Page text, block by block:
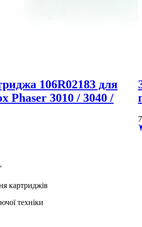
106R02183 для
Рhaser 3010 / 3040 /
картриджів
техніки